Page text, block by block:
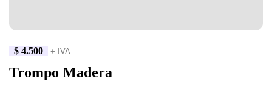
$ 4.500 + IVA
Trompo Madera